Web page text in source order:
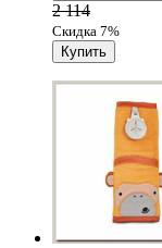
2 114
Скидка 7%